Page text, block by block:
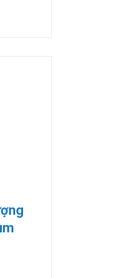
Lượng Mặt Trời Solahart